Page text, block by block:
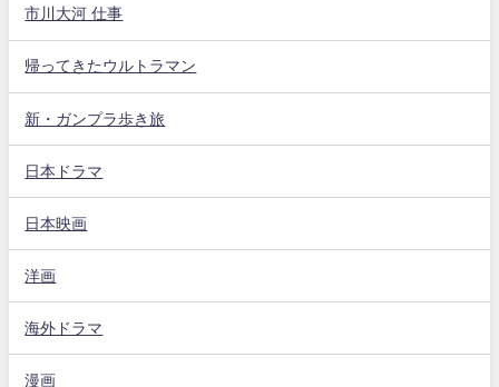
市川大河 仕事
帰ってきたウルトラマン
新・ガンプラ歩き旅
日本ドラマ
日本映画
洋画
海外ドラマ
漫画